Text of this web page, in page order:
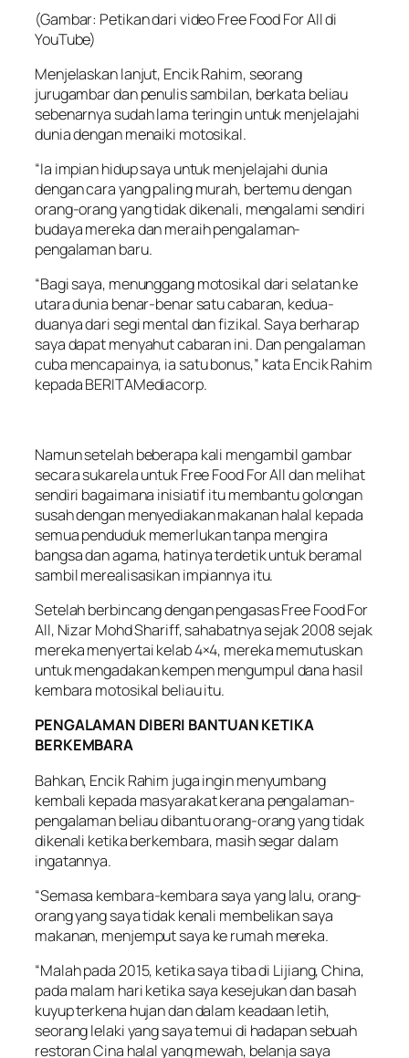
(Gambar: Petikan dari video Free Food For All di
YouTube)
Menjelaskan lanjut, Encik Rahim, seorang
jurugambar dan penulis sambilan, berkata beliau
sebenarnya sudah lama teringin untuk menjelajahi
dunia dengan menaiki motosikal.
“Ia impian hidup saya untuk menjelajahi dunia
dengan cara yang paling murah, bertemu dengan
orang-orang yang tidak dikenali, mengalami sendiri
budaya mereka dan meraih pengalaman-
pengalaman baru.
“Bagi saya, menunggang motosikal dari selatan ke
utara dunia benar-benar satu cabaran, kedua-
duanya dari segi mental dan fizikal. Saya berharap
saya dapat menyahut cabaran ini. Dan pengalaman
cuba mencapainya, ia satu bonus,” kata Encik Rahim
kepada BERITAMediacorp.
Namun setelah beberapa kali mengambil gambar
secara sukarela untuk Free Food For All dan melihat
sendiri bagaimana inisiatif itu membantu golongan
susah dengan menyediakan makanan halal kepada
semua penduduk memerlukan tanpa mengira
bangsa dan agama, hatinya terdetik untuk beramal
sambil merealisasikan impiannya itu.
Setelah berbincang dengan pengasas Free Food For
All, Nizar Mohd Shariff, sahabatnya sejak 2008 sejak
mereka menyertai kelab 4×4, mereka memutuskan
untuk mengadakan kempen mengumpul dana hasil
kembara motosikal beliau itu.
PENGALAMAN DIBERI BANTUAN KETIKA
BERKEMBARA
Bahkan, Encik Rahim juga ingin menyumbang
kembali kepada masyarakat kerana pengalaman-
pengalaman beliau dibantu orang-orang yang tidak
dikenali ketika berkembara, masih segar dalam
ingatannya.
“Semasa kembara-kembara saya yang lalu, orang-
orang yang saya tidak kenali membelikan saya
makanan, menjemput saya ke rumah mereka.
“Malah pada 2015, ketika saya tiba di Lijiang, China,
pada malam hari ketika saya kesejukan dan basah
kuyup terkena hujan dan dalam keadaan letih,
seorang lelaki yang saya temui di hadapan sebuah
restoran Cina halal yang mewah, belanja saya